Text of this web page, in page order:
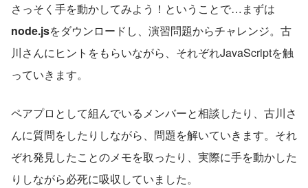
さっそく手を動かしてみよう！ということで…まずは
node.jsをダウンロードし、演習問題からチャレンジ。古
川さんにヒントをもらいながら、それぞれJavaScriptを触
っていきます。
ペアプロとして組んでいるメンバーと相談したり、古川さ
んに質問をしたりしながら、問題を解いていきます。それ
ぞれ発見したことのメモを取ったり、実際に手を動かした
りしながら必死に吸収していました。